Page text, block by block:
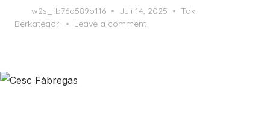
w2s_fb76a589b116
Posted
on
Juli 14, 2025
Tak
Berkategori
Leave a comment